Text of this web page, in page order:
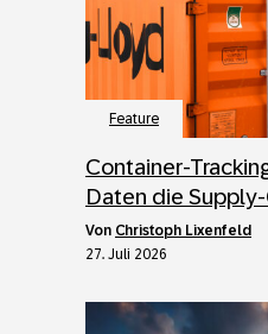
Feature
Container-
Daten die
von Christoph Lixenfeld
27. Juli 2026